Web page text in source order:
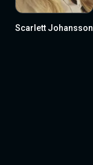
Scarlett Johansson